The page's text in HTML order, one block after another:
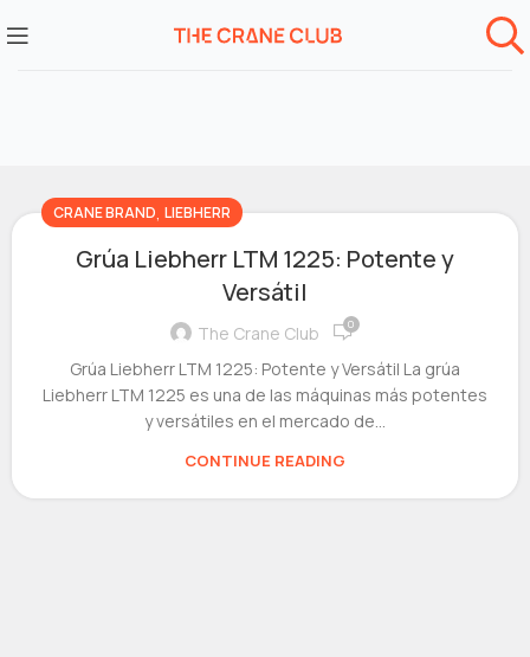
CRANE BRAND, LIEBHERR
Grúa Liebherr LTM 1225: Potente y
Versátil
The Crane Club 0
Grúa Liebherr LTM 1225: Potente y Versátil La grúa
Liebherr LTM 1225 es una de las máquinas más potentes
y versátiles en el mercado de...
CONTINUE READING